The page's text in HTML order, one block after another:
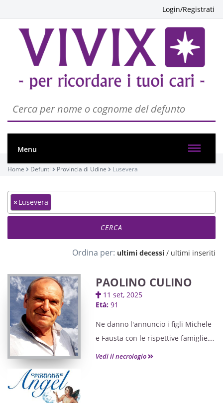
Login/Registrati
Menu
Home Defunti Provincia di Udine Lusevera
× Lusevera
Ordina per: ultimi decessi / ultimi inseriti
PAOLINO CULINO
11 set, 2025
Età: 91
Ne danno l'annuncio i figli Michele
e Fausta con le rispettive famiglie,
nipoti, pronipoti e parenti tutti. I
Vedi il necrologio